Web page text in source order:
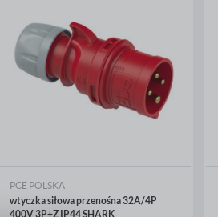
PCE POLSKA
wtyczka siłowa przenośna 32A/4P
400V 3P+Z IP44 SHARK